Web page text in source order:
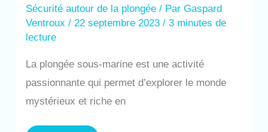
Sécurité autour de la plongée / ParGaspard
Ventroux/ 22 septembre 2023/3 minutes de
lecture
La plongée sous-marine est une activité
passionnante qui permet d’explorer le monde
mystérieux et riche en